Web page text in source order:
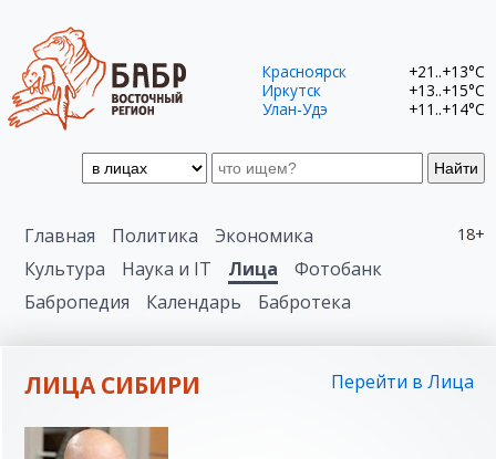
Найти
Красноярск
+21..+13°C
Иркутск
+13..+15°C
Улан-Удэ
+11..+14°C
18+
Главная Политика
Экономика
Культура
Наука и IT Лица
Фотобанк
Бабропедия
Календарь Бабротека
ЛИЦА СИБИРИ Перейти в Лица